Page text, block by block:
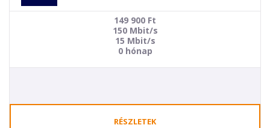
149 900 Ft
150 Mbit/s
15 Mbit/s
0 hónap
RÉSZLETEK